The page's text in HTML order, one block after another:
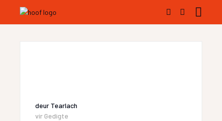
deur Tearlach
vir Gedigte